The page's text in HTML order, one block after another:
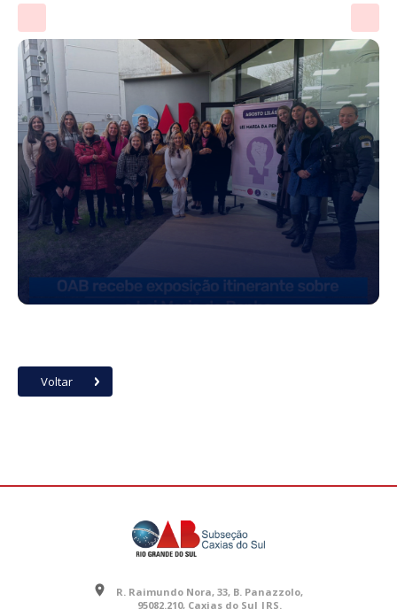
Voltar
R. Raimundo Nora, 33, B. Panazzolo,
95082.210, Caxias do Sul |RS.